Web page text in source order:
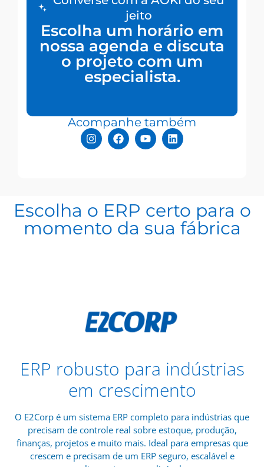
jeito
Escolha um horário em
nossa agenda e discuta
o projeto com um
especialista.
Acompanhe também
Escolha o ERP certo para o
momento da sua fábrica
ERP robusto para indústrias
em crescimento
O E2Corp é um sistema ERP completo para indústrias que
precisam de controle real sobre estoque, produção,
finanças, projetos e muito mais. Ideal para empresas que
crescem e precisam de um ERP seguro, escalável e